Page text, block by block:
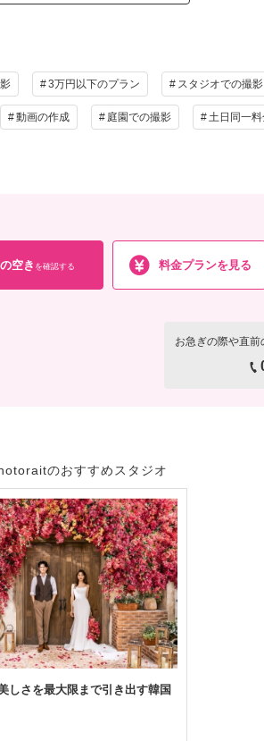
衣装1着 新郎衣装1着 着付
アルバム データ 80カット 台紙付
み・5日以内に納品可能）・撮影場所までの移動費用・
等の衣裳小物
する 撮影日の空き
3万円以下のプラン スタジオでの撮影
動画の作成 庭園での撮影 土日同一
空き を確認する 料金プランを見る
お急ぎの際や直
のおすすめスタジオ
しさを最大限まで引き出す韓国